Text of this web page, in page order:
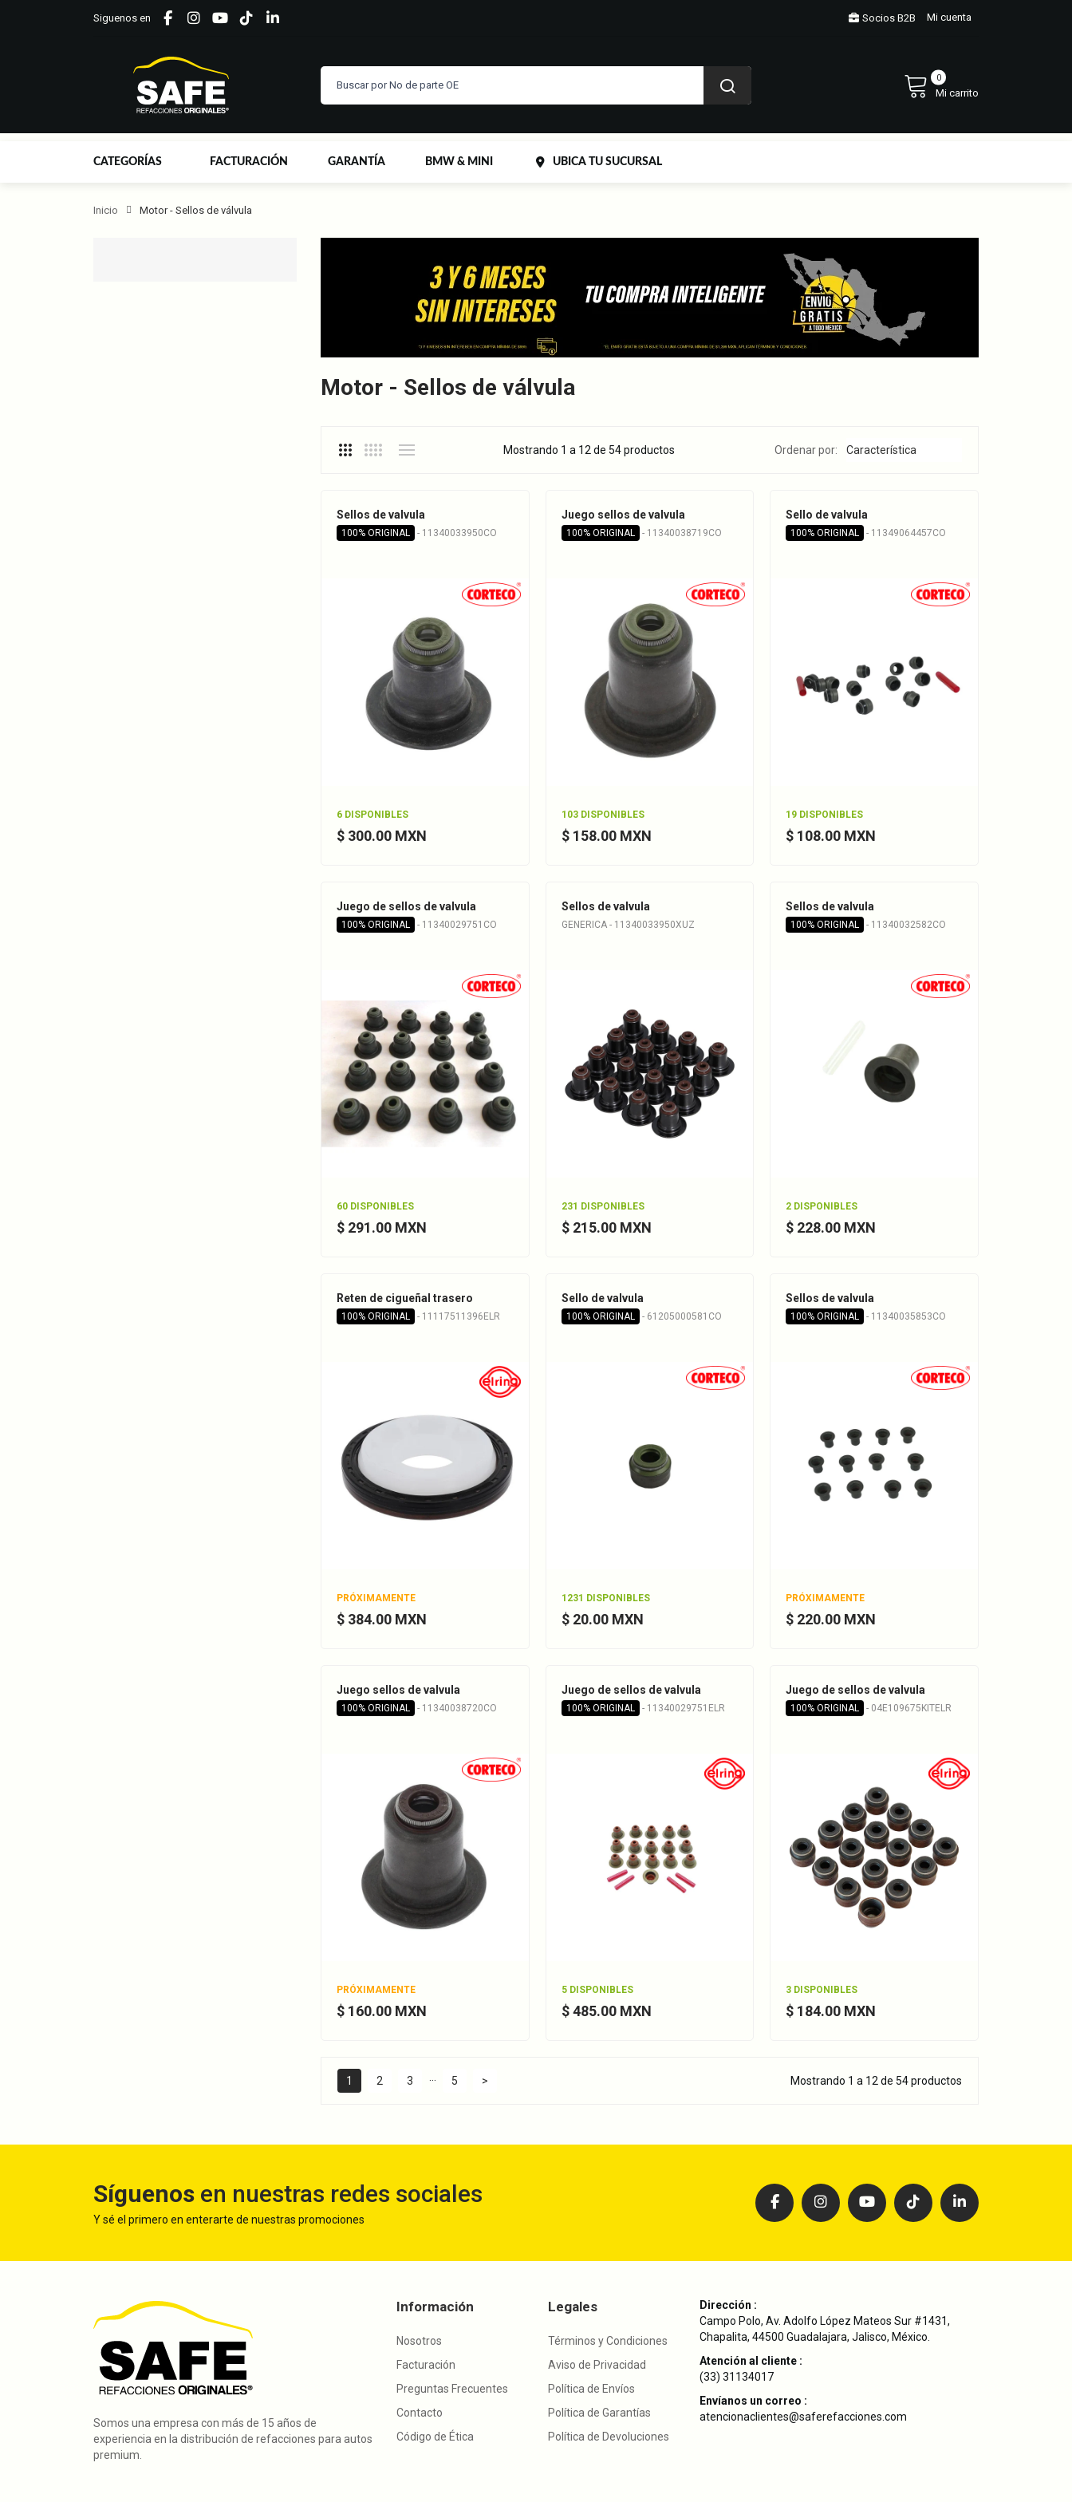
Siguenos en Socios B2B Mi cuenta
0
Mi carrito
CATEGORÍAS FACTURACIÓN GARANTÍA BMW & MINI UBICA TU SUCURSAL
Inicio Motor - Sellos de válvula
Motor - Sellos de válvula
Mostrando 1 a 12 de 54 productos Ordenar por:
Sellos de valvula
100% ORIGINAL - 11340033950CO
6 DISPONIBLES
$ 300.00 MXN
Juego sellos de valvula
100% ORIGINAL - 11340038719CO
103 DISPONIBLES
$ 158.00 MXN
Sello de valvula
100% ORIGINAL - 11349064457CO
19 DISPONIBLES
$ 108.00 MXN
Juego de sellos de valvula
100% ORIGINAL - 11340029751CO
60 DISPONIBLES
$ 291.00 MXN
Sellos de valvula
GENERICA - 11340033950XUZ
231 DISPONIBLES
$ 215.00 MXN
Sellos de valvula
100% ORIGINAL - 11340032582CO
2 DISPONIBLES
$ 228.00 MXN
Reten de cigueñal trasero
100% ORIGINAL - 11117511396ELR
PRÓXIMAMENTE
$ 384.00 MXN
Sello de valvula
100% ORIGINAL - 61205000581CO
1231 DISPONIBLES
$ 20.00 MXN
Sellos de valvula
100% ORIGINAL - 11340035853CO
PRÓXIMAMENTE
$ 220.00 MXN
Juego sellos de valvula
100% ORIGINAL - 11340038720CO
PRÓXIMAMENTE
$ 160.00 MXN
Juego de sellos de valvula
100% ORIGINAL - 11340029751ELR
5 DISPONIBLES
$ 485.00 MXN
Juego de sellos de valvula
100% ORIGINAL - 04E109675KITELR
3 DISPONIBLES
$ 184.00 MXN
1 2 3 5 > Mostrando 1 a 12 de 54 productos
Síguenos en nuestras redes sociales
Y sé el primero en enterarte de nuestras promociones
Somos una empresa con más de 15 años de
experiencia en la distribución de refacciones para autos
premium.
Información
Nosotros
Facturación
Preguntas Frecuentes
Contacto
Código de Ética
Legales
Términos y Condiciones
Aviso de Privacidad
Política de Envíos
Política de Garantías
Política de Devoluciones
Dirección :
Campo Polo, Av. Adolfo López Mateos Sur #1431,
Chapalita, 44500 Guadalajara, Jalisco, México.
Atención al cliente :
(33) 31134017
Envíanos un correo :
atencionaclientes@saferefacciones.com